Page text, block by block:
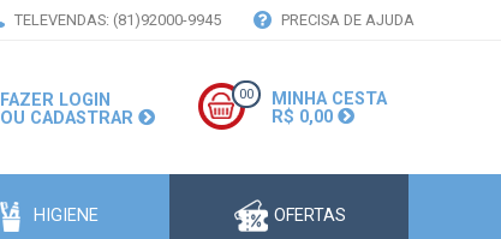
TELEVENDAS: (81)92000-9945 PRECISA DE AJUDA
FAZER LOGIN
OU CADASTRAR
00
MINHA CESTA
R$ 0,00
HIGIENE OFERTAS